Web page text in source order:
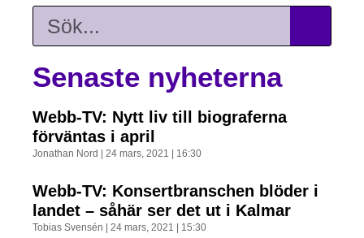
Senaste nyheterna
Webb-TV: Nytt liv till biograferna
förväntas i april
Jonathan Nord 24 mars, 2021 16:30
Webb-TV: Konsertbranschen blöder i
landet – såhär ser det ut i Kalmar
Tobias Svensén 24 mars, 2021 15:30